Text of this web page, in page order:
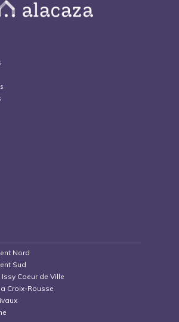
Nord
Sud
Issy Coeur de Ville
Croix-Rousse